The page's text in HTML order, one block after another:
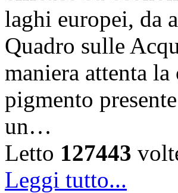
laghi europei, da
Quadro sulle
maniera attenta
pigmento
un…
Letto 127443
Leggi tutto...